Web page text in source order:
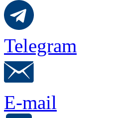
Telegram
E-mail